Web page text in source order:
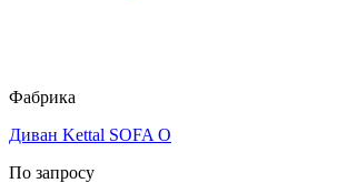
Фабрика
Диван Kettal SOFA O
По запросу